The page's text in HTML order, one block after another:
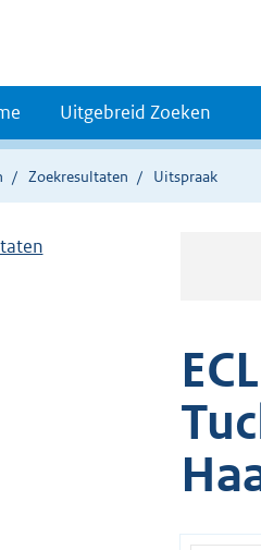
Uitgebreid Zoeken
Zoekresultaten Uitspraak